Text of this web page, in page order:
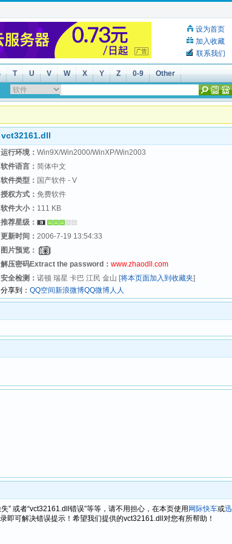
设为首页
加入收藏
联系我们
T U V W X Y Z 0-9 Other
vct32161.dll
运行环境： Win9X/Win2000/WinXP/Win2003
软件语言： 简体中文
软件类型： 国产软件 - V
授权方式： 免费软件
软件大小： 111 KB
推荐星级：
更新时间： 2006-7-19 13:54:33
图片预览：
解压密码Extract the password： www.zhaodll.com
安全检测： 诺顿 瑞星 卡巴 江民 金山 [将本页面加入到收藏夹]
分享到： QQ空间新浪微博QQ微博人人
” 或者“vct32161.dll错误”等等，请不用担心，在本页使用 网际快车或迅
即可解决错误提示！希望我们提供的vct32161.dll对您有所帮助！